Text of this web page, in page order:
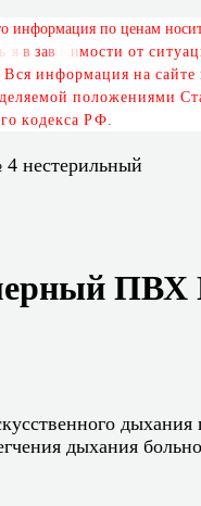
о информация по ценам носи
ь ся в зав симости от ситуац
Вся информация на сайте
деляемой положениями Ст
го кодекса РФ.
нестерильный
дыхания
дыхания